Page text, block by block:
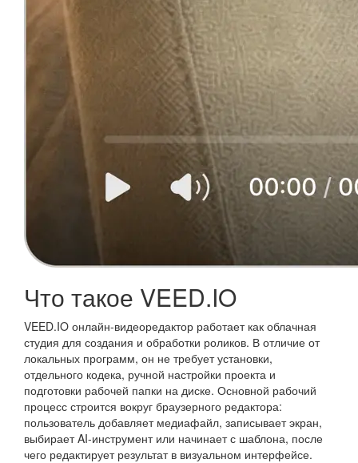
Что такое VEED.IO
VEED.IO онлайн-видеоредактор работает как облачная
студия для создания и обработки роликов. В отличие от
локальных программ, он не требует установки,
отдельного кодека, ручной настройки проекта и
подготовки рабочей папки на диске. Основной рабочий
процесс строится вокруг браузерного редактора:
пользователь добавляет медиафайл, записывает экран,
выбирает AI-инструмент или начинает с шаблона, после
чего редактирует результат в визуальном интерфейсе.